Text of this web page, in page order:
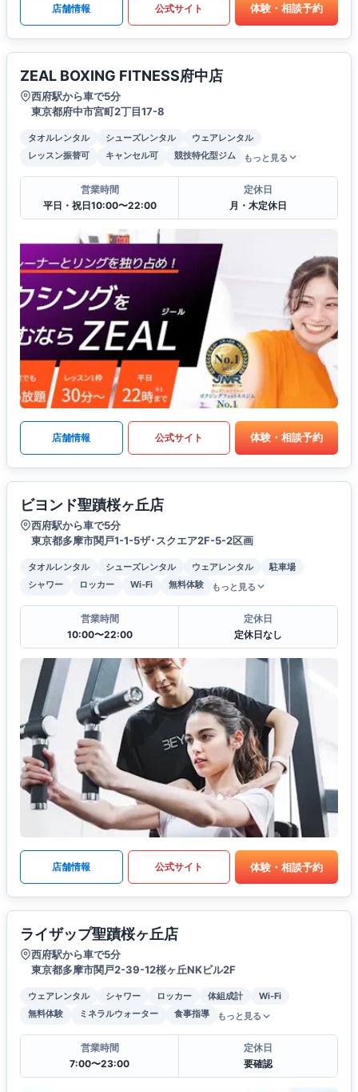
店舗情報 公式サイト 体験・相談予約
ZEAL BOXING FITNESS府中店
西府駅から車で5分
東京都府中市宮町2丁目17-8
タオルレンタル シューズレンタル
ウェアレンタル
レッスン振替可
キャンセル可 競技特化型ジム もっと見る
営業時間
平日・祝日10:00〜22:00
定休日
月・木定休日
店舗情報 公式サイト 体験・相談予約
ビヨンド聖蹟桜ヶ丘店
西府駅から車で5分
東京都多摩市関戸1-1-5ザ･スクエア2F-5-2区画
タオルレンタル シューズレンタル ウェアレンタル
駐車場
シャワー
ロッカー Wi-Fi 無料体験 もっと見る
営業時間
10:00〜22:00
定休日
定休日なし
店舗情報 公式サイト 体験・相談予約
ライザップ聖蹟桜ヶ丘店
西府駅から車で5分
東京都多摩市関戸2-39-12桜ヶ丘NKビル2F
ウェアレンタル シャワー ロッカー 体組成計
Wi-Fi
無料体験
ミネラルウォーター 食事指導 もっと見る
営業時間
7:00〜23:00
定休日
要確認